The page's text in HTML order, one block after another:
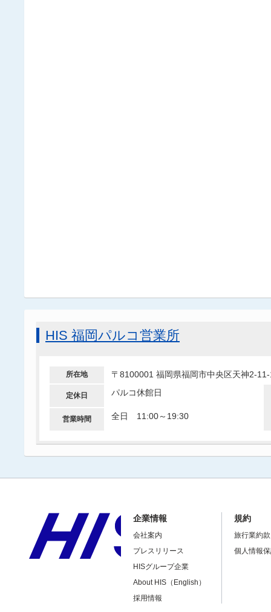
HIS 福岡パルコ営業所
所在地 〒8100001 福岡県福岡市中央区天神2-
定休日 パルコ休館日
営業時間 全日 11:00～19:30
企業情報
会社案内
プレスリリース
HISグループ企業
About HIS（English）
採用情報
規約
旅行業約
個人情報